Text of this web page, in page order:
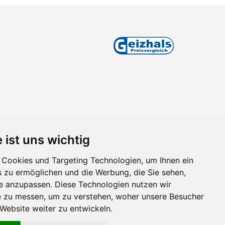
ist uns wichtig
und Targeting Technologien, um Ihnen ein
ermöglichen und die Werbung, die Sie sehen,
anzupassen. Diese Technologien nutzen wir
messen, um zu verstehen, woher unsere Besucher
weiter zu entwickeln.